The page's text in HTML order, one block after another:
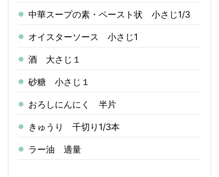
中華スープの素・ペースト状 小さじ1/3
オイスターソース 小さじ1
酒 大さじ１
砂糖 小さじ１
おろしにんにく 半片
きゅうり 千切り1/3本
ラー油 適量